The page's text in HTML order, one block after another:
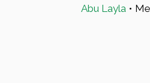
Abu Layla •